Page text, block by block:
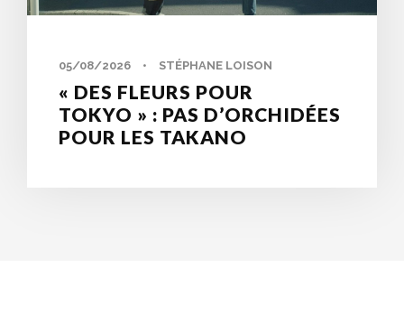
05/08/2026 • STÉPHANE LOISON
« DES FLEURS POUR
TOKYO » : PAS D’ORCHIDÉES
POUR LES TAKANO